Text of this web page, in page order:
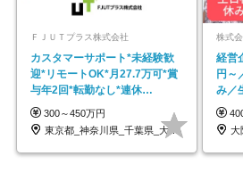
ＦＪＵＴプラス株式会社
カスタマーサポート*未経験歓
迎*リモートOK*月27.7万可*賞
与年2回*転勤なし*連休
OK/ZE010232
300～450万円
東京都_神奈川県_千葉県_大阪府_愛知県…
株式
経営
円～
み／
大